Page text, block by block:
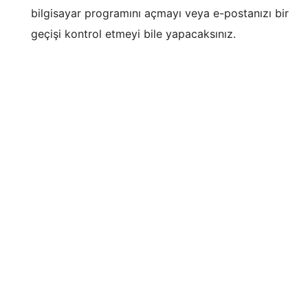
bilgisayar programını açmayı veya e-postanızı bir
geçişi kontrol etmeyi bile yapacaksınız.